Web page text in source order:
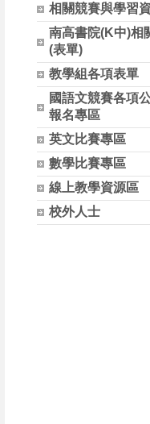
相關競賽與學習
南高書院(K中)相
(表單)
教學組各項表單
國語文競賽各項
報名專區
英文比賽專區
數學比賽專區
線上教學資源區
校外人士